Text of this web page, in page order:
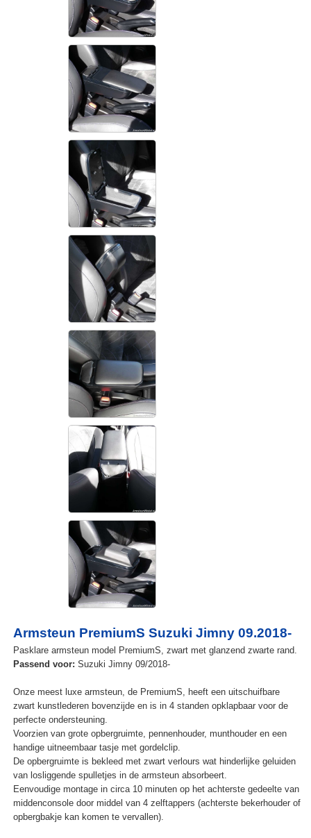
Armsteun PremiumS Suzuki Jimny 09.2018-
Pasklare armsteun model PremiumS, zwart met glanzend zwarte rand.
Passend voor: Suzuki Jimny 09/2018-
Onze meest luxe armsteun, de PremiumS, heeft een uitschuifbare
zwart kunstlederen bovenzijde en is in 4 standen opklapbaar voor de
perfecte ondersteuning.
Voorzien van grote opbergruimte, pennenhouder, munthouder en een
handige uitneembaar tasje met gordelclip.
De opbergruimte is bekleed met zwart verlours wat hinderlijke geluiden
van losliggende spulletjes in de armsteun absorbeert.
Eenvoudige montage in circa 10 minuten op het achterste gedeelte van
middenconsole door middel van 4 zelftappers (achterste bekerhouder of
opbergbakje kan komen te vervallen).